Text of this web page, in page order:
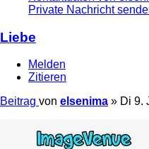
Private Nachricht
Liebe
Melden
Zitieren
Beitrag von elsenima » Di 9.